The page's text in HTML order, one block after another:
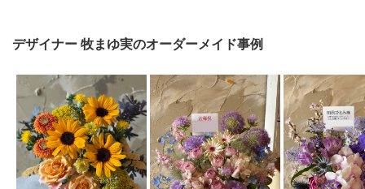
デザイナー 牧まゆ実のオーダーメイド事例